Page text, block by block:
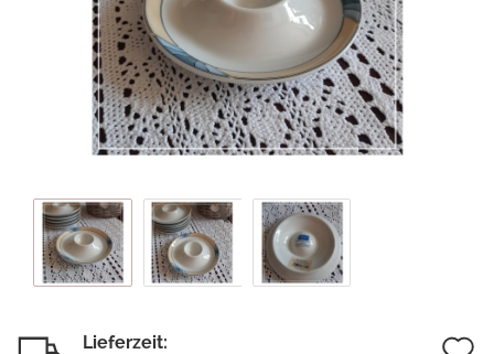
Lieferzeit: